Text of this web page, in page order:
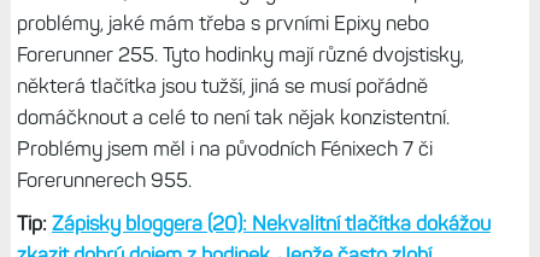
uvnitř, venku mi přijde, že hlasitost není dostatečná pro
pohodlné vyřízení hovoru. Spíš jen pro rychlou odpověď na
telefonát během aktivity. A přehrávání hudby? No, jde to,
ale proč?Jak potápění, tak hlasové funkce by pro mě
důvodem k upgradu nebyly.
Mechanická vs. indukční tlačítka
Zajímavých vylepšením mohou být nová indukční tlačítka